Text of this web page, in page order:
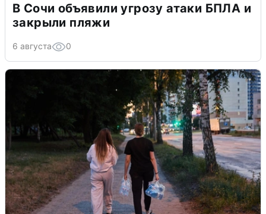
В Сочи объявили угрозу атаки БПЛА и
закрыли пляжи
6 августа 0